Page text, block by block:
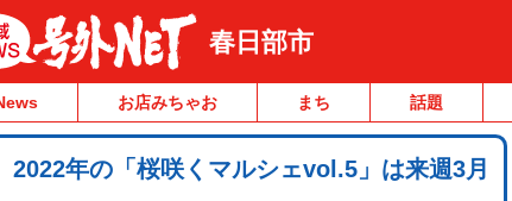
春日部市
お店みちゃお まち 話題
年の「桜咲くマルシェvol.5」は来週3月